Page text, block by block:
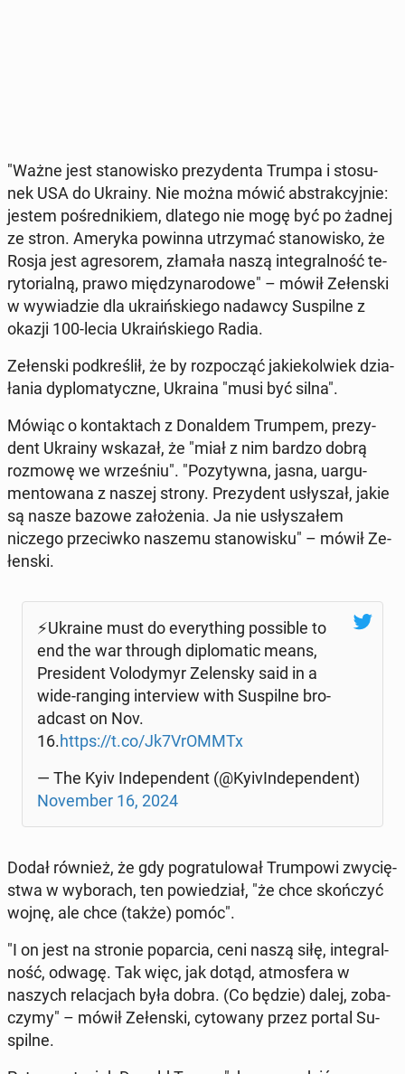
"Ważne jest sta­no­wi­sko pre­zy­den­ta Trumpa i sto­su­
nek USA do Ukrainy. Nie można mówić abs­trak­cyj­nie:
jestem po­śred­ni­kiem, dlatego nie mogę być po żadnej
ze stron. Ameryka powinna utrzy­mać sta­no­wi­sko, że
Rosja jest agre­so­rem, złamała naszą in­te­gral­ność te­
ry­to­rial­ną, prawo mię­dzy­na­ro­do­we" – mówił Ze­łen­ski
w wy­wia­dzie dla ukra­iń­skie­go nadawcy Su­spil­ne z
okazji 100-lecia Ukra­iń­skie­go Radia.
Ze­łen­ski pod­kre­ślił, że by roz­po­cząć ja­kie­kol­wiek dzia­
ła­nia dy­plo­ma­tycz­ne, Ukraina "musi być silna".
Mówiąc o kon­tak­tach z Do­nal­dem Trumpem, pre­zy­
dent Ukrainy wskazał, że "miał z nim bardzo dobrą
rozmowę we wrze­śniu". "Po­zy­tyw­na, jasna, uar­gu­
men­to­wa­na z naszej strony. Pre­zy­dent usły­szał, jakie
są nasze bazowe za­ło­że­nia. Ja nie usły­sza­łem
niczego prze­ciw­ko naszemu sta­no­wi­sku" – mówił Ze­
łen­ski.
⚡️U­kra­ine must do eve­ry­thing po­ssi­ble to
end the war through di­plo­ma­tic means,
Pre­si­dent Vo­lo­dy­myr Ze­len­sky said in a
wide-ranging in­te­rview with Su­spil­ne bro­
ad­cast on Nov.
16.https://t.co/Jk7VrOMMTx
— The Kyiv In­de­pen­dent (@Ky­ivIn­de­pen­dent)
No­vem­ber 16, 2024
Dodał również, że gdy po­gra­tu­lo­wał Trum­po­wi zwy­cię­
stwa w wy­bo­rach, ten po­wie­dział, "że chce skoń­czyć
wojnę, ale chce (także) pomóc".
"I on jest na stronie po­par­cia, ceni naszą siłę, in­te­gral­
ność, odwagę. Tak więc, jak dotąd, at­mos­fe­ra w
naszych re­la­cjach była dobra. (Co będzie) dalej, zo­ba­
czy­my" – mówił Ze­łen­ski, cy­to­wa­ny przez portal Su­
spil­ne.